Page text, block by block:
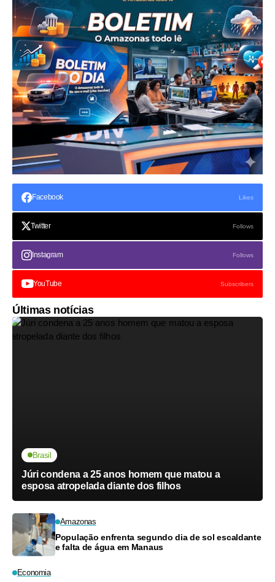
Facebook Likes
Twitter Follows
Instagram Follows
YouTube Subscribers
Últimas notícias
Brasil
Júri condena a 25 anos homem que matou a
esposa atropelada diante dos filhos
Amazonas
População enfrenta segundo dia de sol escaldante
e falta de água em Manaus
Economia